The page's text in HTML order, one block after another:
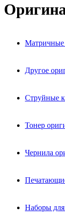
Матричные
Другое
Струйные
Тонер
Чернила
Наборы